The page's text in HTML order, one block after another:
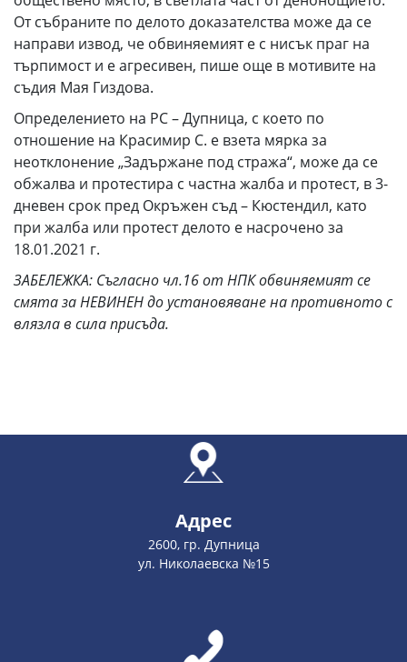
От събраните по делото доказателства може да се
направи извод, че обвиняемият е с нисък праг на
търпимост и е агресивен, пише още в мотивите на
съдия Мая Гиздова.
Определението на РС – Дупница, с което по
отношение на Красимир С. е взета мярка за
неотклонение „Задържане под стража“, може да се
обжалва и протестира с частна жалба и протест, в 3-
дневен срок пред Окръжен съд – Кюстендил, като
при жалба или протест делото е насрочено за
18.01.2021 г.
ЗАБЕЛЕЖКА: Съгласно чл.16 от НПК обвиняемият се
смята за НЕВИНЕН до установяване на противното с
влязла в сила присъда.
Адрес
2600, гр. Дупница
ул. Николаевска №15